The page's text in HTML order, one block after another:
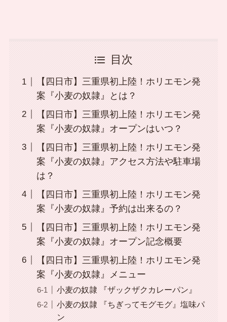
目次
【四日市】三重県初上陸！ホリエモン発
案『小麦の奴隷』とは？
【四日市】三重県初上陸！ホリエモン発
案『小麦の奴隷』オープンはいつ？
【四日市】三重県初上陸！ホリエモン発
案『小麦の奴隷』アクセス方法や駐車場
は？
【四日市】三重県初上陸！ホリエモン発
案『小麦の奴隷』予約は出来るの？
【四日市】三重県初上陸！ホリエモン発
案『小麦の奴隷』オープン記念概要
【四日市】三重県初上陸！ホリエモン発
案『小麦の奴隷』メニュー
小麦の奴隷 『ザックザクカレーパン』
小麦の奴隷 『ちぎってモグモグ』塩味パ
ン